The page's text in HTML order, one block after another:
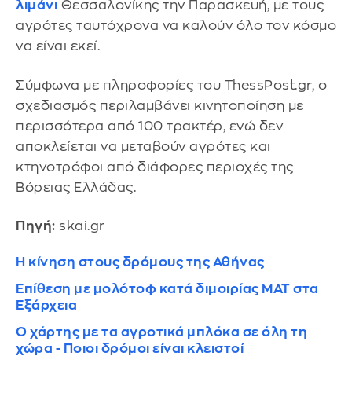
λιμάνι Θεσσαλονίκης την Παρασκευή, με τους
αγρότες ταυτόχρονα να καλούν όλο τον κόσμο
να είναι εκεί.
Σύμφωνα με πληροφορίες του ThessPost.gr, ο
σχεδιασμός περιλαμβάνει κινητοποίηση με
περισσότερα από 100 τρακτέρ, ενώ δεν
αποκλείεται να μεταβούν αγρότες και
κτηνοτρόφοι από διάφορες περιοχές της
Βόρειας Ελλάδας.
Πηγή: skai.gr
Η κίνηση στους δρόμους της Αθήνας
Επίθεση με μολότοφ κατά διμοιρίας ΜΑΤ στα
Εξάρχεια
Ο χάρτης με τα αγροτικά μπλόκα σε όλη τη
χώρα - Ποιοι δρόμοι είναι κλειστοί